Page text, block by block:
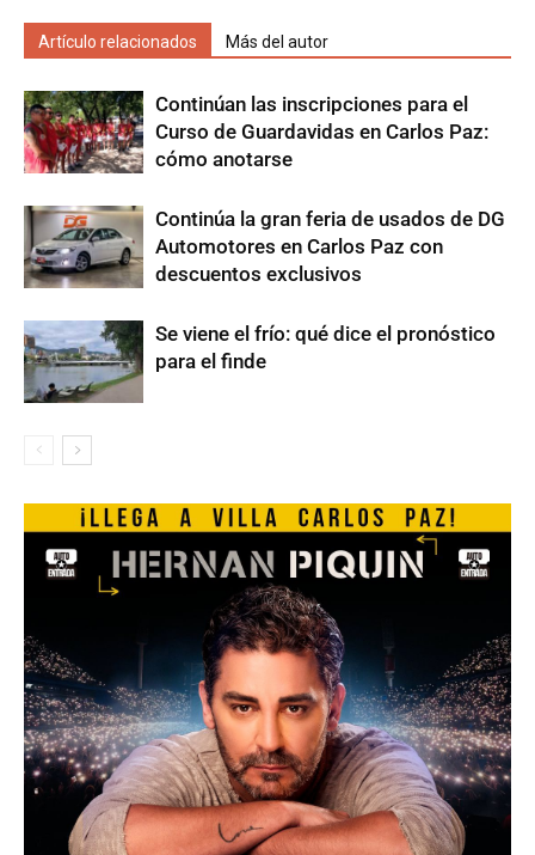
Artículo relacionados Más del autor
Continúan las inscripciones para el
Curso de Guardavidas en Carlos Paz:
cómo anotarse
Continúa la gran feria de usados de DG
Automotores en Carlos Paz con
descuentos exclusivos
Se viene el frío: qué dice el pronóstico
para el finde